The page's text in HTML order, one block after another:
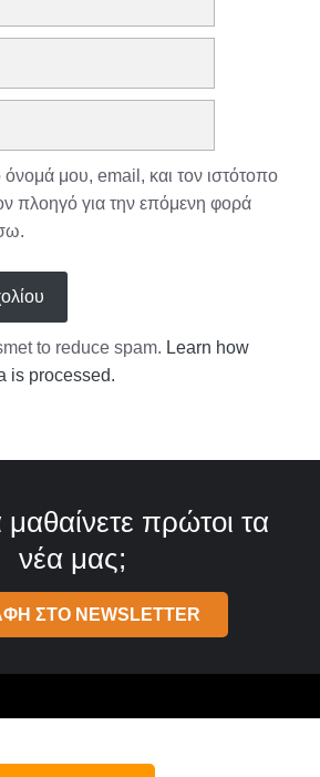
μου, email, και τον ιστότοπο
πλοηγό για την επόμενη φορά
to reduce spam. Learn how
is processed.
πρώτοι τα
νέα μας;
ΣΤΟ NEWSLETTER